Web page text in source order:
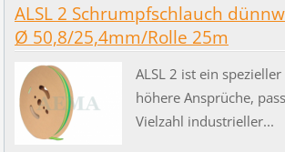
ALSL 2 Schrumpfschlauch
Ø 50,8/25,4mm/Rolle 25m
ALSL 2 ist ein
höhere Ansprüche,
Vielzahl industrieller...